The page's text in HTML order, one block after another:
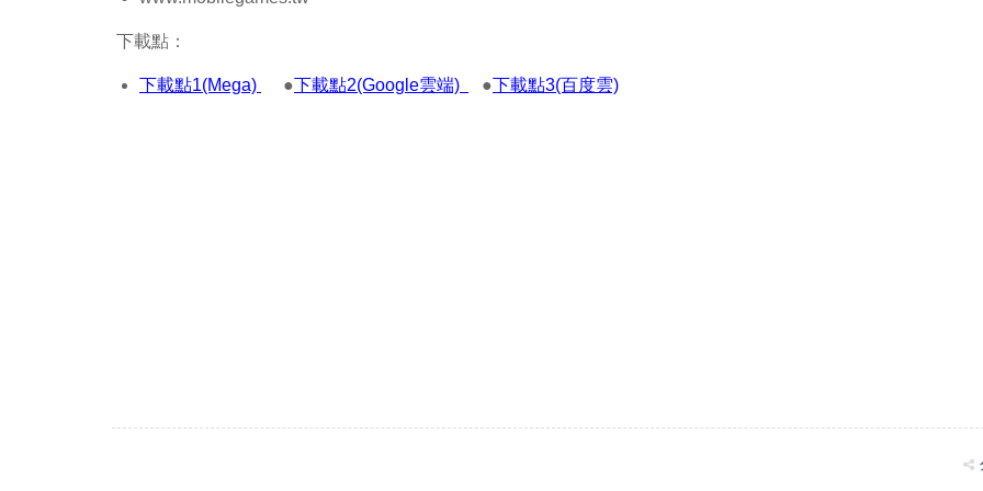
下載點：
下載點1(Mega) ●下載點2(Google雲端) ●下載點3(百度雲)